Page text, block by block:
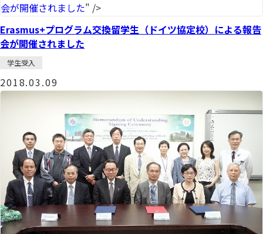
会が開催されました" />
Erasmus+プログラム交換留学生（ドイツ協定校）による報告
会が開催されました
学生受入
2018.03.09